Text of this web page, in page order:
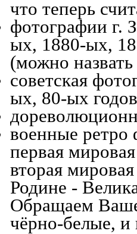
что теперь
фотографии г.
ых, 1880-ых,
(можно
советская
ых, 80-ых
военные ретро
первая
вторая
Родине -
Обращаем
чёрно-белые, и